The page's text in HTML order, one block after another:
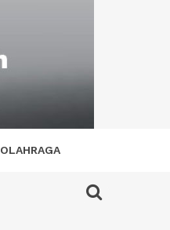
OLAHRAGA